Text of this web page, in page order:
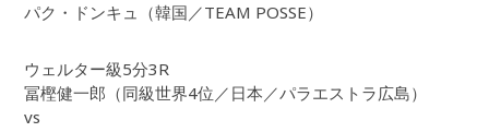
パク・ドンキュ（韓国／TEAM POSSE）
ウェルター級5分3R
冨樫健一郎（同級世界4位／日本／パラエストラ広島）
vs